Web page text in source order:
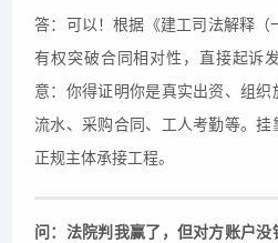
答：可以！根据《建工司法解释（
有权突破合同相对性，直接起诉
意：你得证明你是真实出资、组
流水、采购合同、工人考勤等。
正规主体承接工程。
问：法院判我赢了，但对方账户